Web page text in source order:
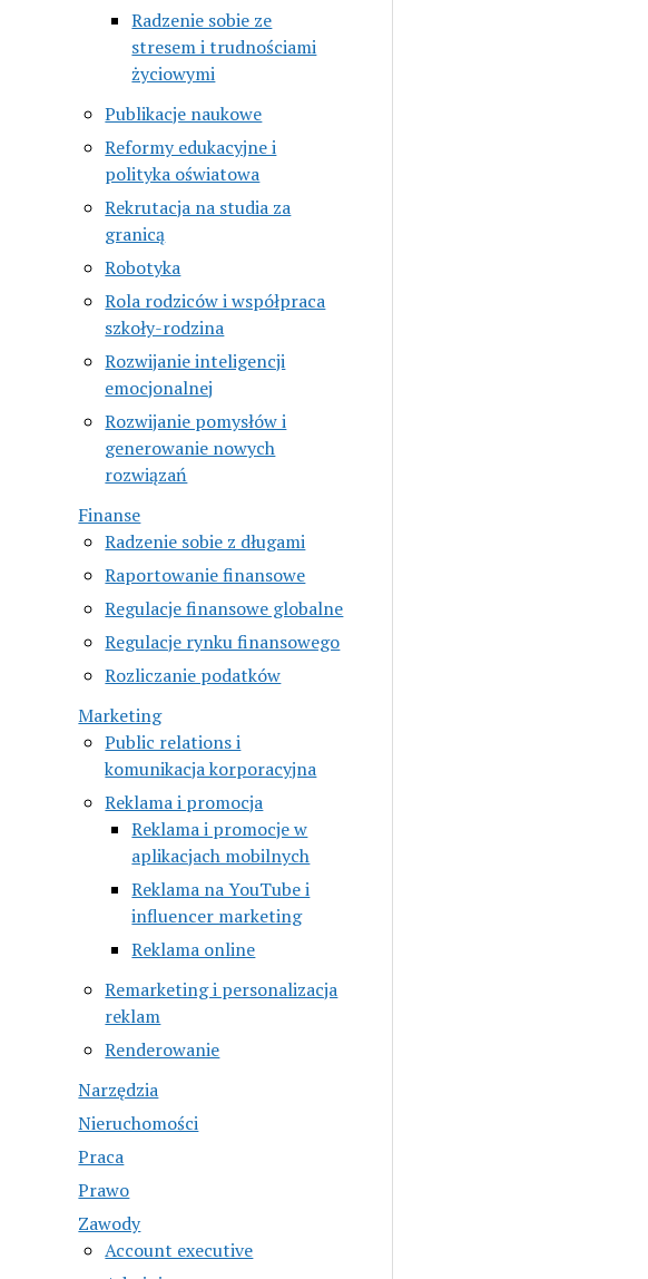
Radzenie sobie ze
stresem i trudnościami
życiowymi
Publikacje naukowe
Reformy edukacyjne i
polityka oświatowa
Rekrutacja na studia za
granicą
Robotyka
Rola rodziców i współpraca
szkoły-rodzina
Rozwijanie inteligencji
emocjonalnej
Rozwijanie pomysłów i
generowanie nowych
rozwiązań
Finanse
Radzenie sobie z długami
Raportowanie finansowe
Regulacje finansowe globalne
Regulacje rynku finansowego
Rozliczanie podatków
Marketing
Public relations i
komunikacja korporacyjna
Reklama i promocja
Reklama i promocje w
aplikacjach mobilnych
Reklama na YouTube i
influencer marketing
Reklama online
Remarketing i personalizacja
reklam
Renderowanie
Narzędzia
Nieruchomości
Praca
Prawo
Zawody
Account executive